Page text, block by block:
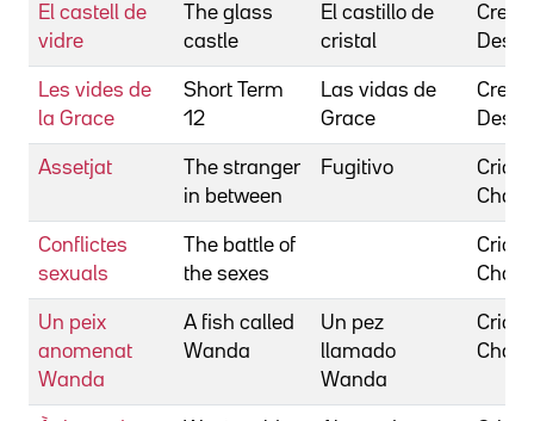
El castell de
vidre
The glass
castle
El castillo de
cristal
Les vides de
la Grace
Short Term
12
Las vidas de
Grace
Assetjat
The stranger
in between
Fugitivo
Conflictes
sexuals
The battle of
the sexes
Un peix
anomenat
Wanda
A fish called
Wanda
Un pez
llamado
Wanda